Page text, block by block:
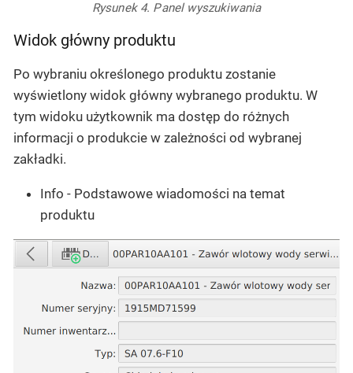
Rysunek 4. Panel wyszukiwania
Widok główny produktu
Po wybraniu określonego produktu zostanie
wyświetlony widok główny wybranego produktu. W
tym widoku użytkownik ma dostęp do różnych
informacji o produkcie w zależności od wybranej
zakładki.
Info - Podstawowe wiadomości na temat
produktu